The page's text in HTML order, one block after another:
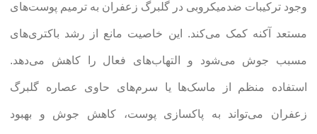
وجود ترکیبات ضدمیکروبی در گلبرگ زعفران به ترمیم پوست‌های
مستعد آکنه کمک می‌کند. این خاصیت مانع از رشد باکتری‌های
مسبب جوش می‌شود و التهاب‌های فعال را کاهش می‌دهد.
استفاده منظم از ماسک‌ها یا سرم‌های حاوی عصاره گلبرگ
زعفران می‌تواند به پاکسازی پوست، کاهش جوش و بهبود